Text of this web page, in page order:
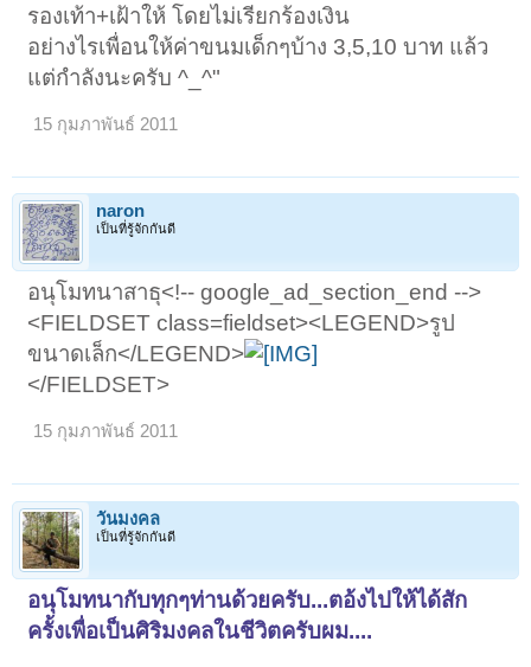
รองเท้า+เฝ้าให้ โดยไม่เรียกร้องเงิน
อย่างไรเพื่อนให้ค่าขนมเด็กๆบ้าง 3,5,10 บาท แล้ว
แต่กำลังนะครับ ^_^"
15 กุมภาพันธ์ 2011
naron
เป็นที่รู้จักกันดี
อนุโมทนาสาธุ<!-- google_ad_section_end -->
<FIELDSET class=fieldset><LEGEND>รูป
ขนาดเล็ก</LEGEND>
</FIELDSET>
15 กุมภาพันธ์ 2011
วันมงคล
เป็นที่รู้จักกันดี
อนุโมทนากับทุกๆท่านด้วยครับ...ตอ้งไปให้ได้สัก
ครั้งเพื่อเป็นศิริมงคลในชีวิตครับผม....